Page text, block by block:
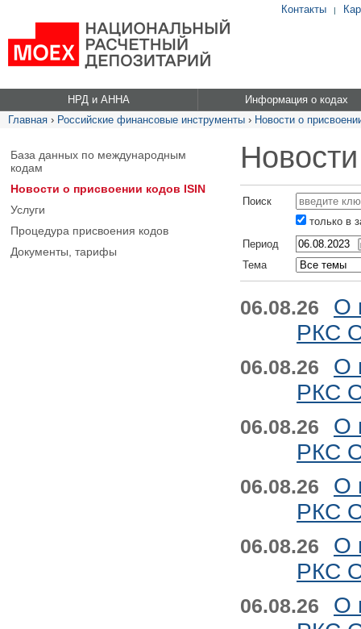
Контакты |
НРД и АННА
Информация о кодах
Главная › Российские финансовые инструменты › Новости о
База данных по международным
кодам
Новости о присвоении кодов ISIN
Услуги
Процедура присвоения кодов
Документы, тарифы
Поиск
только в
Период
Тема
06.08.26
О
РКС
06.08.26
О
РКС
06.08.26
О
РКС
06.08.26
О
РКС
06.08.26
О
РКС
06.08.26
О